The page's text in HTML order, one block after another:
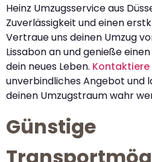
Heinz Umzugsservice aus
Zuverlässigkeit und einen
Vertraue uns deinen Umzug
Lissabon an und genieße
dein neues Leben. Kontaktiere
unverbindliches Angebot und
deinen Umzugstraum wahr
Günstige